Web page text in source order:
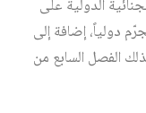
الدولية على
دولياً، إضافة إلى
الفصل السابع من